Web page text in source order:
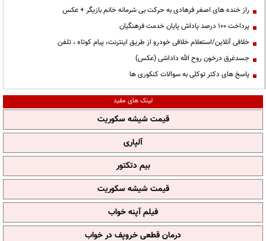
راز خنده های اصغر فرهادی به حرکت بی شرمانه خانم بازیگر + عکس
پرداخت ۱۰۰ درصد پاداش پایان خدمت فرهنگیان
خلافی آنلاین/استعلام خلافی خودرو از طریق اینترنت، پیام کوتاه ، تلفن
جسدغرق درخون روح الله داداشی (عکس)
پاسخ های دکتر توکلی به سوالات کنکوری ها
لینک های مفید
قیمت شیشه سکوریت
آلپاری
بیم دتکتور
قیمت شیشه سکوریت
فیلم آپنه خواب
درمان قطعی خروپف در خواب